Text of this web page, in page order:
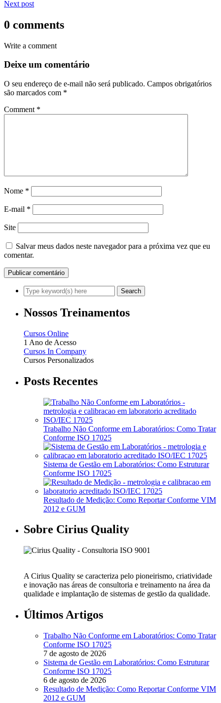
Next post
0 comments
Write a comment
Deixe um comentário
O seu endereço de e-mail não será publicado. Campos obrigatórios
são marcados com *
Comment *
Nome *
E-mail *
Site
Salvar meus dados neste navegador para a próxima vez que eu
comentar.
Nossos Treinamentos
Cursos Online
1 Ano de Acesso
Cursos In Company
Cursos Personalizados
Posts Recentes
Trabalho Não Conforme em Laboratórios: Como Tratar
Conforme ISO 17025
Sistema de Gestão em Laboratórios: Como Estruturar
Conforme ISO 17025
Resultado de Medição: Como Reportar Conforme VIM
2012 e GUM
Sobre Cirius Quality
A Cirius Quality se caracteriza pelo pioneirismo, criatividade
e inovação nas áreas de consultoria e treinamento na área da
qualidade e implantação de sistemas de gestão da qualidade.
Últimos Artigos
Trabalho Não Conforme em Laboratórios: Como Tratar
Conforme ISO 17025
7 de agosto de 2026
Sistema de Gestão em Laboratórios: Como Estruturar
Conforme ISO 17025
6 de agosto de 2026
Resultado de Medição: Como Reportar Conforme VIM
2012 e GUM